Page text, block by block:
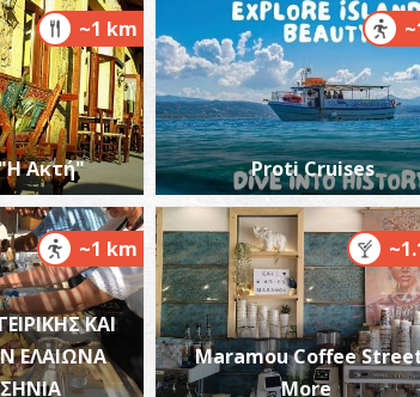
~1 km
Ακτή" Proti Cruises
~1 km
KAI
ΕΛΑΙΩΝΑ
Maramou Coffee
More